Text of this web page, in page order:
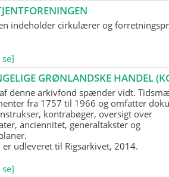
indeholder cirkulærer og
GRØNLANDSKE HANDEL
denne arkivfond spænder vidt.
fra 1757 til 1966 og omfatter
kontrabøger, oversigt over
anciennitet, generaltakster og
er udleveret til Rigsarkivet, 2014.